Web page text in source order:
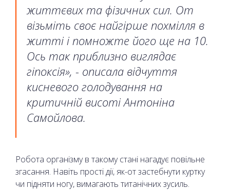
життєвих та фізичних сил. От
візьміть своє найгірше похмілля в
житті і помножте його ще на 10.
Ось так приблизно виглядає
гіпоксія», - описала відчуття
кисневого голодування на
критичній висоті Антоніна
Самойлова.
Робота організму в такому стані нагадує повільне
згасання. Навіть прості дії, як-от застебнути куртку
чи підняти ногу, вимагають титанічних зусиль.